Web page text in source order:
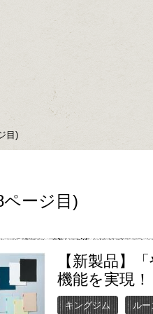
目)
ージ目)
【新製品】
機能を実現
キングジム ル